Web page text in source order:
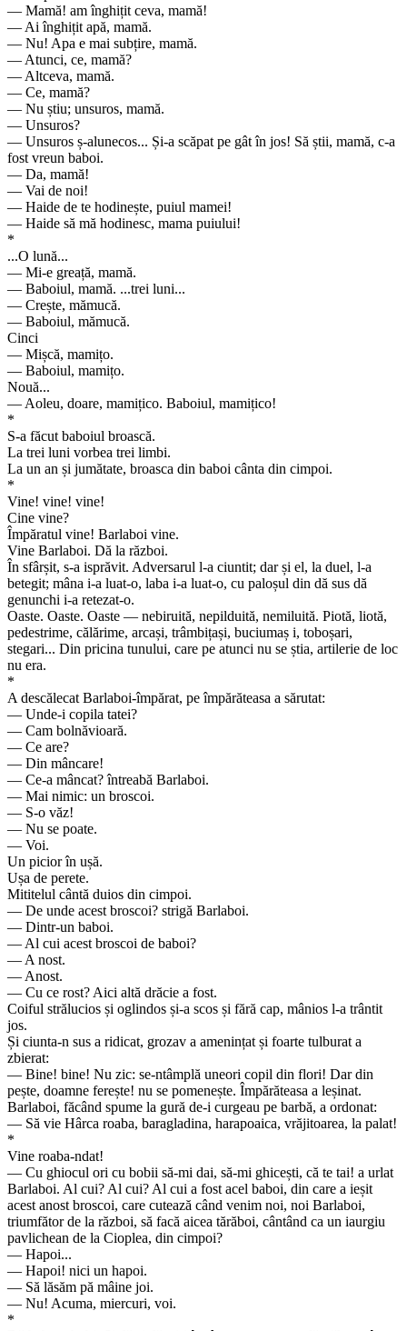
— Mamă! am înghițit ceva, mamă!
— Ai înghițit apă, mamă.
— Nu! Apa e mai subțire, mamă.
— Atunci, ce, mamă?
— Altceva, mamă.
— Ce, mamă?
— Nu știu; unsuros, mamă.
— Unsuros?
— Unsuros ș-alunecos... Și-a scăpat pe gât în jos! Să știi, mamă, c-a
fost vreun baboi.
— Da, mamă!
— Vai de noi!
— Haide de te hodinește, puiul mamei!
— Haide să mă hodinesc, mama puiului!
*
...O lună...
— Mi-e greață, mamă.
— Baboiul, mamă. ...trei luni...
— Crește, mămucă.
— Baboiul, mămucă.
Cinci
— Mișcă, mamițo.
— Baboiul, mamițo.
Nouă...
— Aoleu, doare, mamițico. Baboiul, mamițico!
*
S-a făcut baboiul broască.
La trei luni vorbea trei limbi.
La un an și jumătate, broasca din baboi cânta din cimpoi.
*
Vine! vine! vine!
Cine vine?
Împăratul vine! Barlaboi vine.
Vine Barlaboi. Dă la război.
În sfârșit, s-a isprăvit. Adversarul l-a ciuntit; dar și el, la duel, l-a
betegit; mâna i-a luat-o, laba i-a luat-o, cu paloșul din dă sus dă
genunchi i-a retezat-o.
Oaste. Oaste. Oaste — nebiruită, nepilduită, nemiluită. Piotă, liotă,
pedestrime, călărime, arcași, trâmbițași, buciumaș i, toboșari,
stegari... Din pricina tunului, care pe atunci nu se știa, artilerie de loc
nu era.
*
A descălecat Barlaboi-împărat, pe împărăteasa a sărutat:
— Unde-i copila tatei?
— Cam bolnăvioară.
— Ce are?
— Din mâncare!
— Ce-a mâncat? întreabă Barlaboi.
— Mai nimic: un broscoi.
— S-o văz!
— Nu se poate.
— Voi.
Un picior în ușă.
Ușa de perete.
Mititelul cântă duios din cimpoi.
— De unde acest broscoi? strigă Barlaboi.
— Dintr-un baboi.
— Al cui acest broscoi de baboi?
— A nost.
— Anost.
— Cu ce rost? Aici altă drăcie a fost.
Coiful strălucios și oglindos și-a scos și fără cap, mânios l-a trântit
jos.
Și ciunta-n sus a ridicat, grozav a amenințat și foarte tulburat a
zbierat:
— Bine! bine! Nu zic: se-ntâmplă uneori copil din flori! Dar din
pește, doamne ferește! nu se pomenește. Împărăteasa a leșinat.
Barlaboi, făcând spume la gură de-i curgeau pe barbă, a ordonat:
— Să vie Hârca roaba, baragladina, harapoaica, vrăjitoarea, la palat!
*
Vine roaba-ndat!
— Cu ghiocul ori cu bobii să-mi dai, să-mi ghicești, că te tai! a urlat
Barlaboi. Al cui? Al cui? Al cui a fost acel baboi, din care a ieșit
acest anost broscoi, care cutează când venim noi, noi Barlaboi,
triumfător de la război, să facă aicea tărăboi, cântând ca un iaurgiu
pavlichean de la Cioplea, din cimpoi?
— Hapoi...
— Hapoi! nici un hapoi.
— Să lăsăm pă mâine joi.
— Nu! Acuma, miercuri, voi.
*